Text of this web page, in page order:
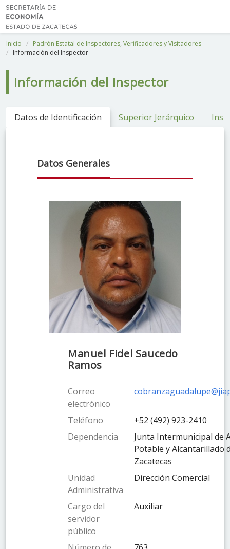
Inicio
Padrón Estatal de Inspectores, Verificadores y Visitadores
Información del Inspector
Información del Inspector
Datos de Identificación Superior Jerárquico
Datos Generales
Manuel Fidel Saucedo
Ramos
Correo
electrónico
Teléfono
+52 (492) 923-2410
Dependencia
Junta Intermunicipal de
Potable y Alcantarillado
Zacatecas
Unidad
Administrativa
Dirección Comercial
Cargo del
servidor
público
Auxiliar